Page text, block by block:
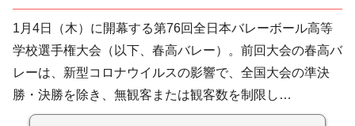
1月4日（木）に開幕する第76回全日本バレーボール高等
学校選手権大会（以下、春高バレー）。前回大会の春高バ
レーは、新型コロナウイルスの影響で、全国大会の準決
勝・決勝を除き、無観客または観客数を制限し…